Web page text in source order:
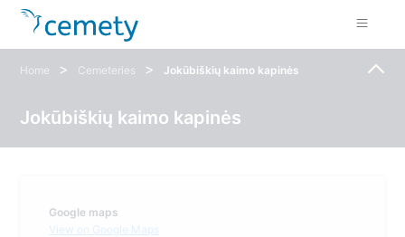
Home > Cemeteries > Jokūbiškių kaimo kapinės
Jokūbiškių kaimo kapinės
Google maps
View on Google Maps